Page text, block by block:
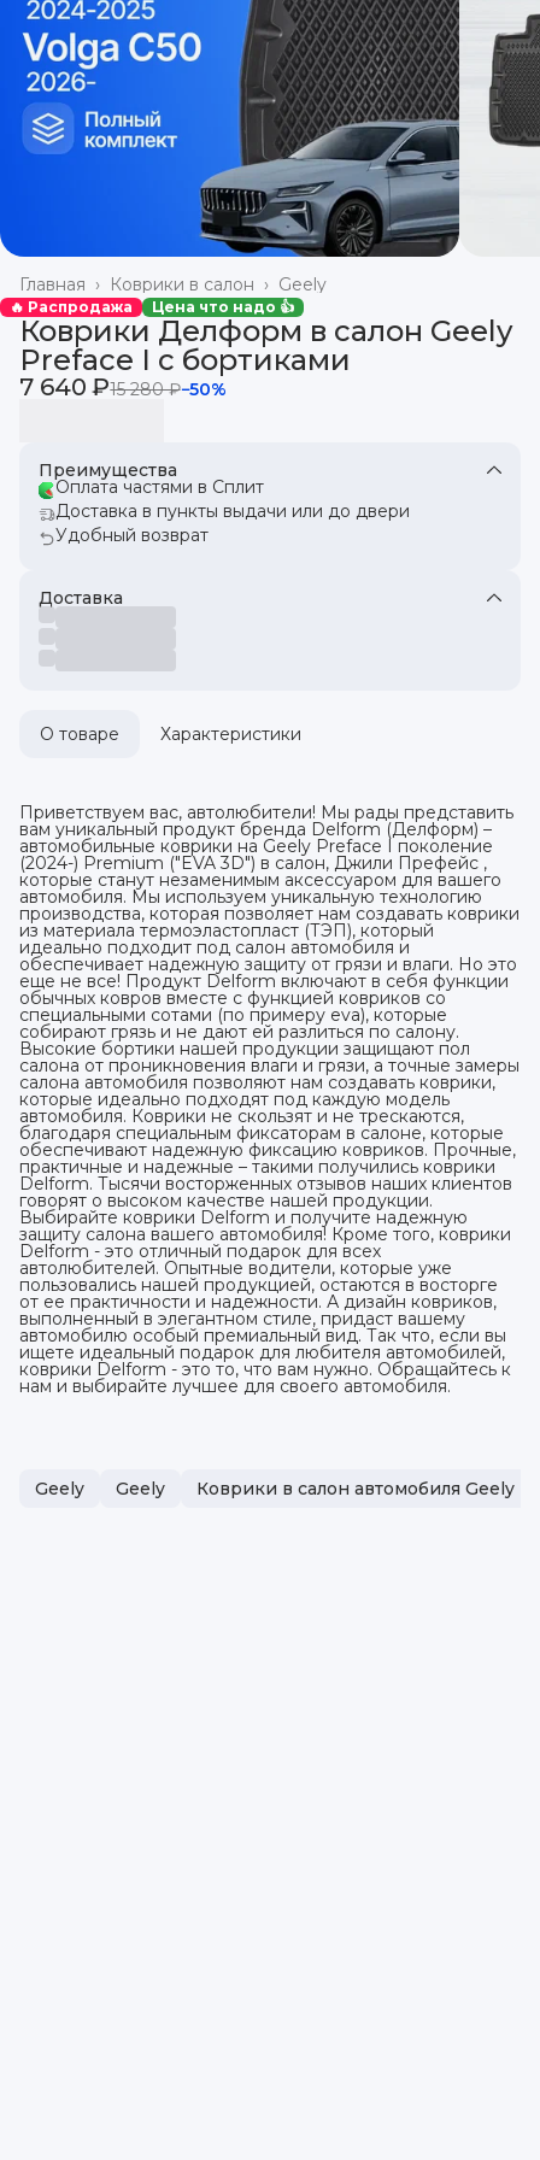
Geely
Коврики в салон ›
Главная ›
🔥 Распродажа Цена что надо 👍
Коврики Делформ в салон Geely
Preface I с бортиками
7 640 ₽15 280 ₽−50%
Преимущества
Оплата частями в Сплит
Доставка в пункты выдачи или до двери
Удобный возврат
Доставка
О товаре Характеристики
Приветствуем вас, автолюбители! Мы рады представить
вам уникальный продукт бренда Delform (Делформ) –
автомобильные коврики на Geely Preface I поколение
(2024-) Premium ("EVA 3D") в cалон, Джили Префейс ,
которые станут незаменимым аксессуаром для вашего
автомобиля. Мы используем уникальную технологию
производства, которая позволяет нам создавать коврики
из материала термоэластопласт (ТЭП), который
идеально подходит под салон автомобиля и
обеспечивает надежную защиту от грязи и влаги. Но это
еще не все! Продукт Delform включают в себя функции
обычных ковров вместе с функцией ковриков со
специальными сотами (по примеру eva), которые
собирают грязь и не дают ей разлиться по салону.
Высокие бортики нашей продукции защищают пол
салона от проникновения влаги и грязи, а точные замеры
салона автомобиля позволяют нам создавать коврики,
которые идеально подходят под каждую модель
автомобиля. Коврики не скользят и не трескаются,
благодаря специальным фиксаторам в салоне, которые
обеспечивают надежную фиксацию ковриков. Прочные,
практичные и надежные – такими получились коврики
Delform. Тысячи восторженных отзывов наших клиентов
говорят о высоком качестве нашей продукции.
Выбирайте коврики Delform и получите надежную
защиту салона вашего автомобиля! Кроме того, коврики
Delform - это отличный подарок для всех
автолюбителей. Опытные водители, которые уже
пользовались нашей продукцией, остаются в восторге
от ее практичности и надежности. А дизайн ковриков,
выполненный в элегантном стиле, придаст вашему
автомобилю особый премиальный вид. Так что, если вы
ищете идеальный подарок для любителя автомобилей,
коврики Delform - это то, что вам нужно. Обращайтесь к
нам и выбирайте лучшее для своего автомобиля.
Geely Geely Коврики в салон автомобиля Geely